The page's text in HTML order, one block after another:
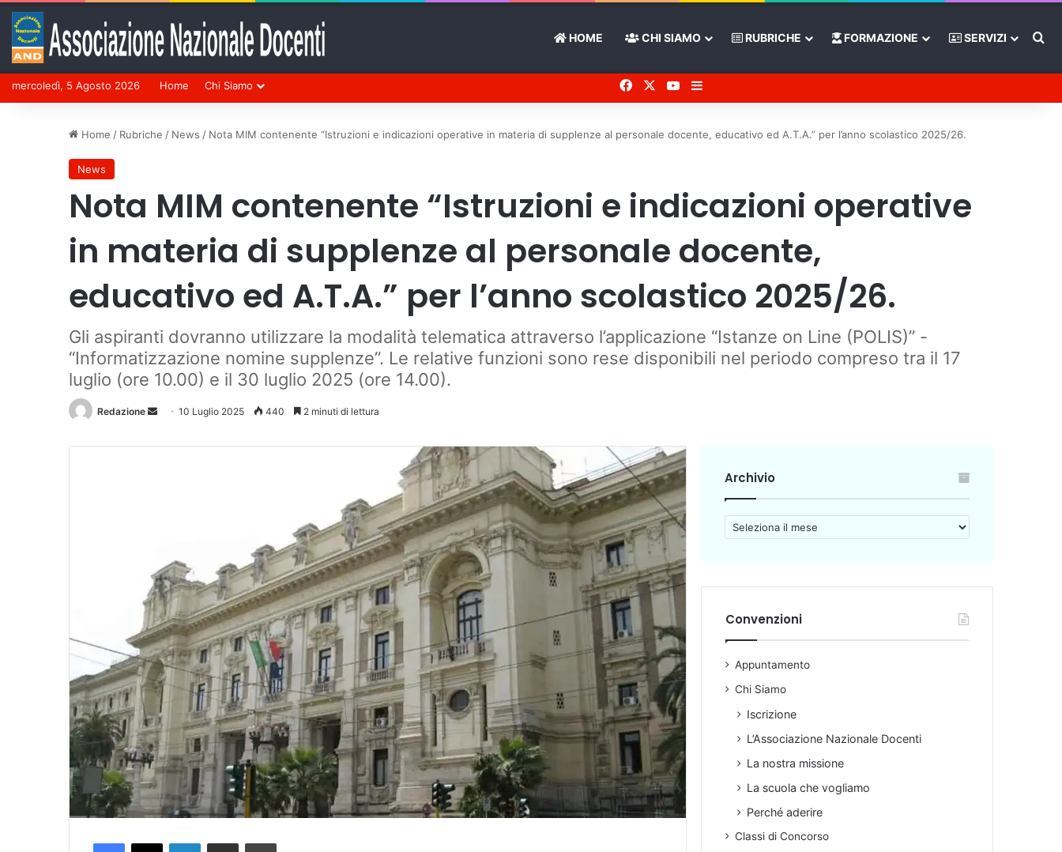
HOME CHI SIAMO RUBRICHE FORMAZIONE SERVIZI
mercoledì, 5 Agosto 2026 Home Chi Siamo Facebook You Tube
Home / Rubriche / News / Nota MIM contenente “Istruzioni e indicazioni operative in materia di supplenze al personale docente, educativo ed A.T.A.” per l’anno scolastico 2025/26.
News
Nota MIM contenente “Istruzioni e indicazioni operative
in materia di supplenze al personale docente,
educativo ed A.T.A.” per l’anno scolastico 2025/26.
Gli aspiranti dovranno utilizzare la modalità telematica attraverso l’applicazione “Istanze on Line (POLIS)” -
“Informatizzazione nomine supplenze”. Le relative funzioni sono rese disponibili nel periodo compreso tra il 17
luglio (ore 10.00) e il 30 luglio 2025 (ore 14.00).
Redazione
Invia 10 Luglio 2025 440 2 minuti di lettura
Archivio
r
i
i
o
Convenzioni
Appuntamento
Chi Siamo
Iscrizione
L’Associazione Nazionale Docenti
La nostra missione
La scuola che vogliamo
Perché aderire
Classi di Concorso